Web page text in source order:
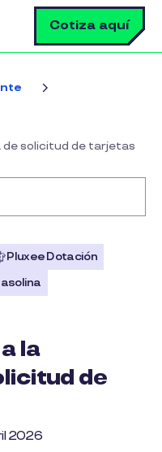
Cotiza aquí
de solicitud de tarjetas
Pluxee Dotación
la
de
2026